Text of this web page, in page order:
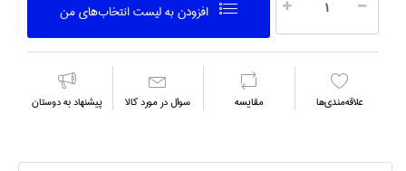
افزودن به ليست انتخاب‌هاي من
علاقه‌مندي‌ها مقايسه سوال در مورد كالا پیشنهاد به دوستان